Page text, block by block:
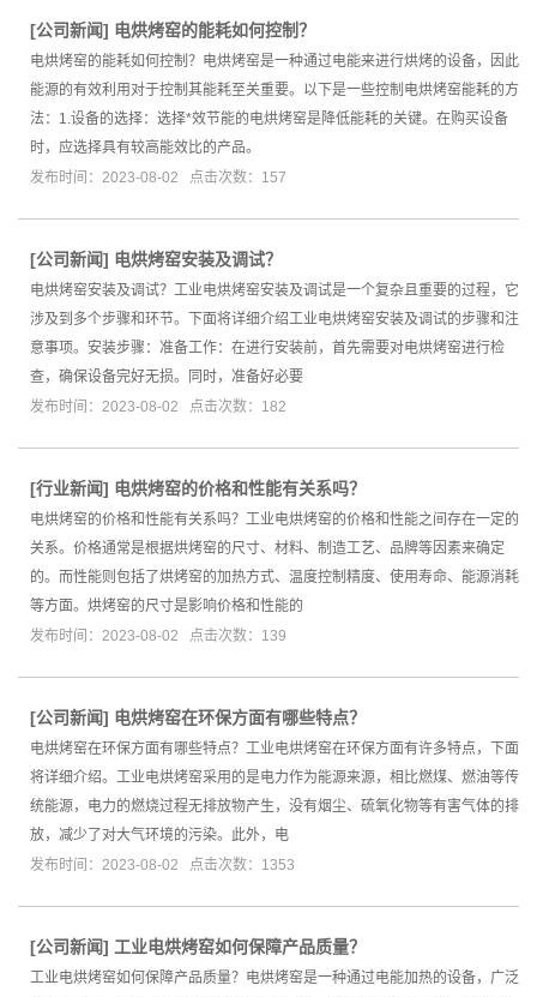
[公司新闻] 电烘烤窑的能耗如何控制？
电烘烤窑的能耗如何控制？电烘烤窑是一种通过电能来进行烘烤的设备，因此
能源的有效利用对于控制其能耗至关重要。以下是一些控制电烘烤窑能耗的方
法：1.设备的选择：选择*效节能的电烘烤窑是降低能耗的关键。在购买设备
时，应选择具有较高能效比的产品。
发布时间：2023-08-02 点击次数：157
[公司新闻] 电烘烤窑安装及调试？
电烘烤窑安装及调试？工业电烘烤窑安装及调试是一个复杂且重要的过程，它
涉及到多个步骤和环节。下面将详细介绍工业电烘烤窑安装及调试的步骤和注
意事项。安装步骤：准备工作：在进行安装前，首先需要对电烘烤窑进行检
查，确保设备完好无损。同时，准备好必要
发布时间：2023-08-02 点击次数：182
[行业新闻] 电烘烤窑的价格和性能有关系吗？
电烘烤窑的价格和性能有关系吗？工业电烘烤窑的价格和性能之间存在一定的
关系。价格通常是根据烘烤窑的尺寸、材料、制造工艺、品牌等因素来确定
的。而性能则包括了烘烤窑的加热方式、温度控制精度、使用寿命、能源消耗
等方面。烘烤窑的尺寸是影响价格和性能的
发布时间：2023-08-02 点击次数：139
[公司新闻] 电烘烤窑在环保方面有哪些特点？
电烘烤窑在环保方面有哪些特点？工业电烘烤窑在环保方面有许多特点，下面
将详细介绍。工业电烘烤窑采用的是电力作为能源来源，相比燃煤、燃油等传
统能源，电力的燃烧过程无排放物产生，没有烟尘、硫氧化物等有害气体的排
放，减少了对大气环境的污染。此外，电
发布时间：2023-08-02 点击次数：1353
[公司新闻] 工业电烘烤窑如何保障产品质量？
工业电烘烤窑如何保障产品质量？电烘烤窑是一种通过电能加热的设备，广泛